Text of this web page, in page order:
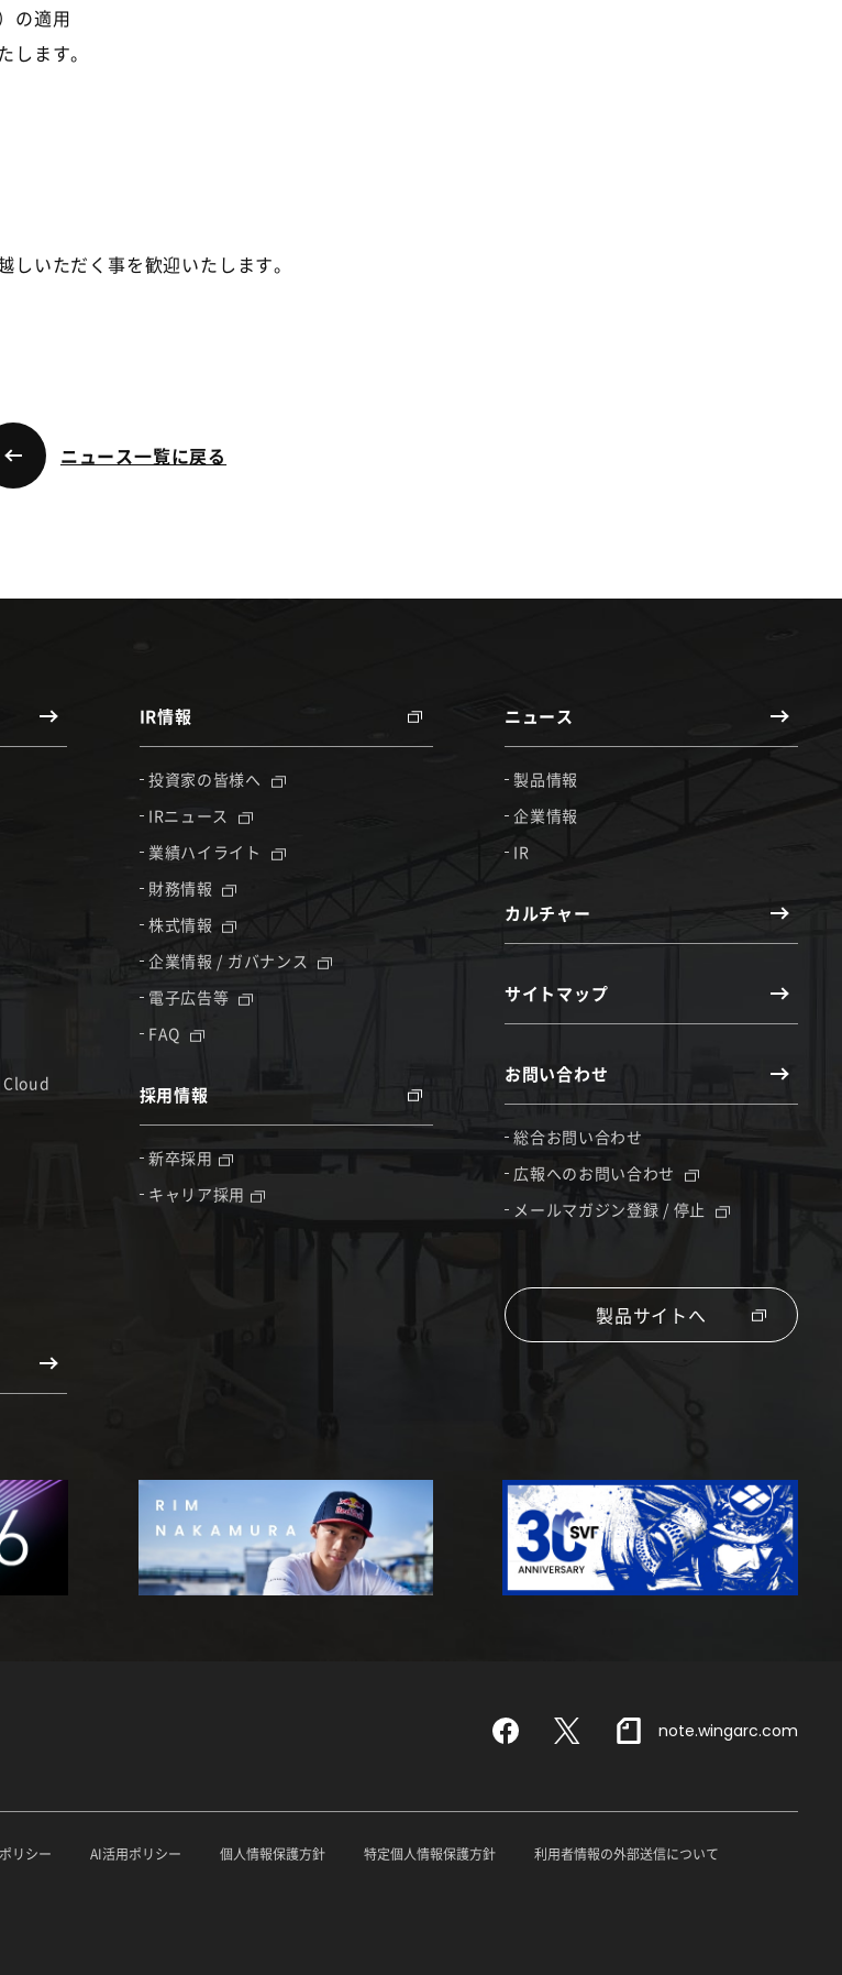
の適用
ます。
いただく事を歓迎いたします。
ニュース一覧に戻る
IR情報
投資家の皆様へ
IRニュース
業績ハイライト
財務情報
株式情報
企業情報 / ガバナンス
電子広告等
FAQ
採用情報
新卒採用
キャリア採用
ニュース
製品情報
企業情報
IR
カルチャー
サイトマップ
お問い合わせ
総合お問い合わせ
広報へのお問い合わせ
メールマガジン登録 / 停止
製品サイトへ
Facebook
X note.wingarc.com
リシー AI活用ポリシー 個人情報保護方針 特定個人情報保護方針 利用者情報の外部送信について